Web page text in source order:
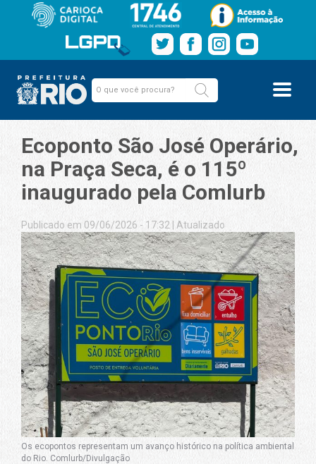
Ecoponto São José Operário,
na Praça Seca, é o 115º
inaugurado pela Comlurb
Publicado em 09/06/2026 - 17:32 Atualizado
Os ecopontos representam um avanço histórico na política ambiental
do Rio. Comlurb/Divulgação